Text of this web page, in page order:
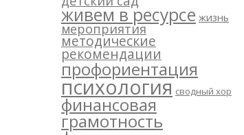
живем в ресурсе жизнь
мероприятия
методические
рекомендации
профориентация
психология сводный хор
финансовая
грамотность